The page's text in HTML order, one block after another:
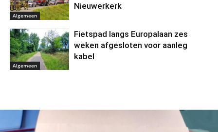
Algemeen
Nieuwerkerk
Algemeen
Fietspad langs Europalaan zes
weken afgesloten voor aanleg
kabel